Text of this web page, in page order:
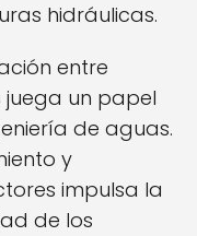
hidráulicas.
entre
juega un papel
de aguas.
y
impulsa la
de los